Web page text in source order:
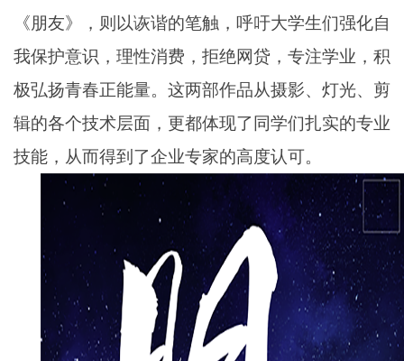
《朋友》，则以诙谐的笔触，呼吁大学生们强化自
我保护意识，理性消费，拒绝网贷，专注学业，积
极弘扬青春正能量。这两部作品从摄影、灯光、剪
辑的各个技术层面，更都体现了同学们扎实的专业
技能，从而得到了企业专家的高度认可。